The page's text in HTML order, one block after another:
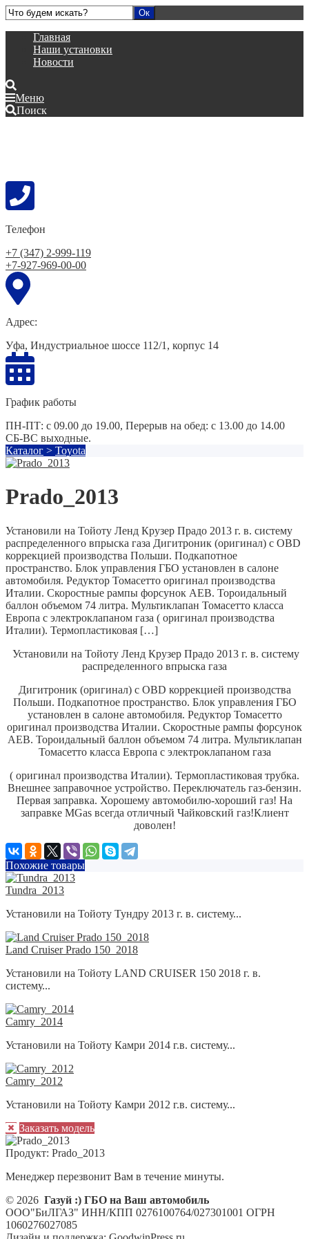
Главная
Наши установки
Новости
Меню
Поиск
Телефон
+7 (347) 2-999-119
+7-927-969-00-00
Адрес:
Уфа, Индустриальное шоссе 112/1, корпус 14
График работы
ПН-ПТ: с 09.00 до 19.00, Перерыв на обед: с 13.00 до 14.00
СБ-ВС выходные.
Каталог > Toyota
Prado_2013
Установили на Тойоту Ленд Крузер Прадо 2013 г. в. систему
распределенного впрыска газа Дигитроник (оригинал) с OBD
коррекцией производства Польши. Подкапотное
пространство. Блок управления ГБО установлен в салоне
автомобиля. Редуктор Томасетто оригинал производства
Италии. Скоростные рампы форсунок AEB. Тороидальный
баллон объемом 74 литра. Мультиклапан Томасетто класса
Европа с электроклапаном газа ( оригинал производства
Италии). Термопластиковая […]
Установили на Тойоту Ленд Крузер Прадо 2013 г. в. систему
распределенного впрыска газа
Дигитроник (оригинал) с OBD коррекцией производства
Польши. Подкапотное пространство. Блок управления ГБО
установлен в салоне автомобиля. Редуктор Томасетто
оригинал производства Италии. Скоростные рампы форсунок
AEB. Тороидальный баллон объемом 74 литра. Мультиклапан
Томасетто класса Европа с электроклапаном газа
( оригинал производства Италии). Термопластиковая трубка.
Внешнее заправочное устройство. Переключатель газ-бензин.
Первая заправка. Хорошему автомобилю-хороший газ! На
заправке MGas всегда отличный Чайковский газ!Клиент
доволен!
Похожие товары
Tundra_2013
Установили на Тойоту Тундру 2013 г. в. систему...
Land Cruiser Prado 150_2018
Установили на Тойоту LAND CRUISER 150 2018 г. в.
систему...
Camry_2014
Установили на Тойоту Камри 2014 г.в. систему...
Camry_2012
Установили на Тойоту Камри 2012 г.в. систему...
Заказать модель
Продукт: Prado_2013
Менеджер перезвонит Вам в течение минуты.
© 2026 Газуй :) ГБО на Ваш автомобиль
ООО"БиЛГАЗ" ИНН/КПП 0276100764/027301001 ОГРН
1060276027085